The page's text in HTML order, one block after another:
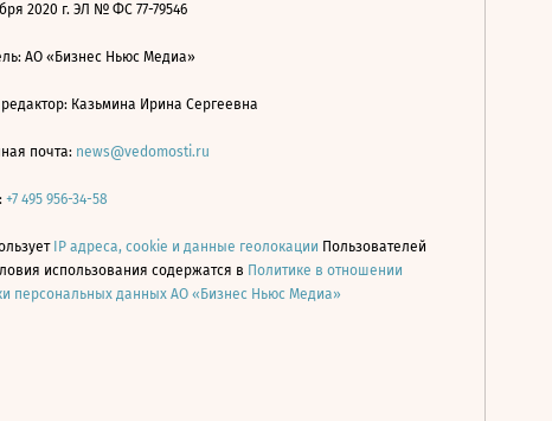
2020 г. ЭЛ № ФС 77-79546
АО «Бизнес Ньюс Медиа»
Казьмина Ирина Сергеевна
почта: news@vedomosti.ru
+7 495 956-34-58
IP адреса, cookie и данные геолокации Пользователей
использования содержатся в Политике в отношении
персональных данных АО «Бизнес Ньюс Медиа»